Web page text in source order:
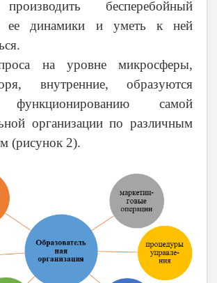
бесперебойный
ее динамики и уметь к ней
на уровне микросферы,
внутренние, образуются
функционированию самой
организации по различным
(рисунок 2).